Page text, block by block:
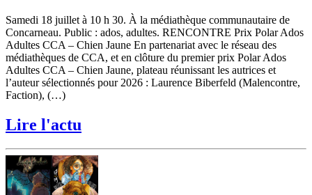
Samedi 18 juillet à 10 h 30. À la médiathèque communautaire de
Concarneau. Public : ados, adultes. RENCONTRE Prix Polar Ados
Adultes CCA – Chien Jaune En partenariat avec le réseau des
médiathèques de CCA, et en clôture du premier prix Polar Ados
Adultes CCA – Chien Jaune, plateau réunissant les autrices et
l’auteur sélectionnés pour 2026 : Laurence Biberfeld (Malencontre,
Faction), (…)
Lire l'actu